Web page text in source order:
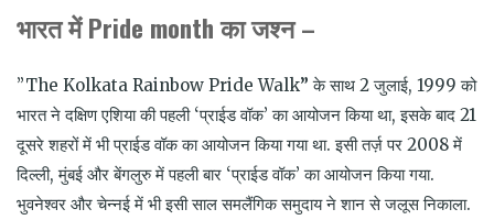
भारत में Pride month का जश्न –
”The Kolkata Rainbow Pride Walk” के साथ 2 जुलाई, 1999को
भारत ने दक्षिण एशिया की पहली ‘प्राईड वॉक’ का आयोजन किया था, इसके बाद 21
दूसरे शहरों में भी प्राईड वॉक का आयोजन किया गया था. इसी तर्ज़ पर 2008 में
दिल्ली, मुंबई और बेंगलुरु में पहली बार ‘प्राईड वॉक’ का आयोजन किया गया.
भुवनेश्वर और चेन्नई में भी इसी साल समलैंगिक समुदाय ने शान से जलूस निकाला.